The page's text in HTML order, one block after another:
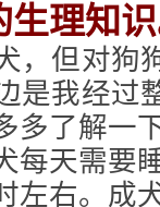
生理知
，但对狗
是我经过
多了解一
每天需要
左右。成